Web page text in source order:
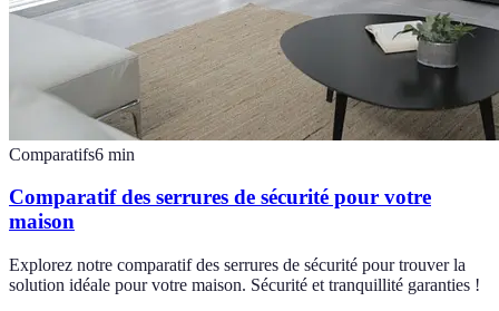
Comparatifs6 min
Comparatif des serrures de sécurité pour votre
maison
Explorez notre comparatif des serrures de sécurité pour trouver la
solution idéale pour votre maison. Sécurité et tranquillité garanties !